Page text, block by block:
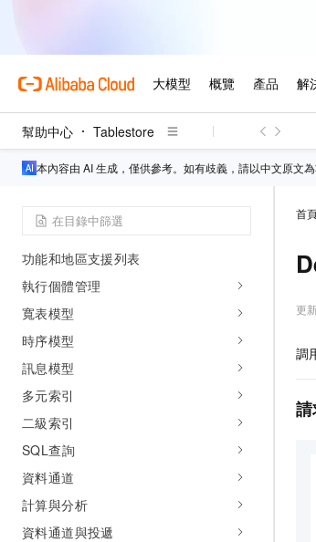
幫助中心 Tablestore
本內容由 AI 生成，僅供參考。如有歧義，請以中文原文為
知識與記憶儲存
記憶儲存服務
通用工具與配置
使用者指南
功能和地區支援列表
執行個體管理
寬表模型
時序模型
訊息模型
多元索引
二級索引
SQL查詢
資料通道
計算與分析
資料通道與投遞
首
更
調